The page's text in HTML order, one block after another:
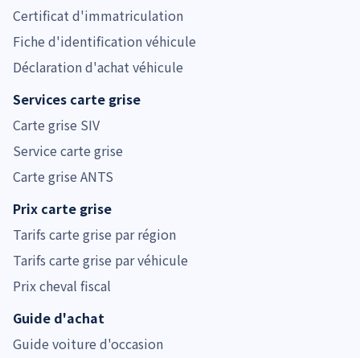
Certificat d'immatriculation
Fiche d'identification véhicule
Déclaration d'achat véhicule
Services carte grise
Carte grise SIV
Service carte grise
Carte grise ANTS
Prix carte grise
Tarifs carte grise par région
Tarifs carte grise par véhicule
Prix cheval fiscal
Guide d'achat
Guide voiture d'occasion